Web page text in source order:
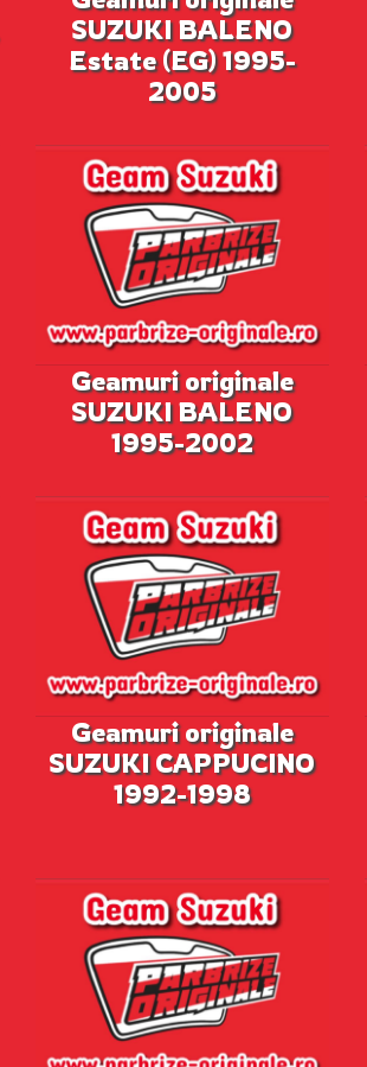
SUZUKI BALENO
Estate (EG) 1995-
2005
Geamuri originale
SUZUKI BALENO
1995-2002
Geamuri originale
SUZUKI CAPPUCINO
1992-1998